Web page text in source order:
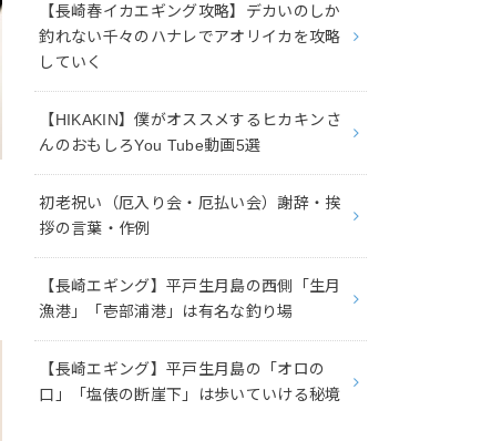
【長崎春イカエギング攻略】デカいのしか
釣れない千々のハナレでアオリイカを攻略
していく
【HIKAKIN】僕がオススメするヒカキンさ
んのおもしろYou Tube動画5選
初老祝い（厄入り会・厄払い会）謝辞・挨
拶の言葉・作例
【長崎エギング】平戸生月島の西側「生月
漁港」「壱部浦港」は有名な釣り場
【長崎エギング】平戸生月島の「オロの
口」「塩俵の断崖下」は歩いていける秘境